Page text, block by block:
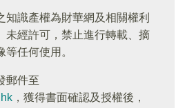
知識產權為財華網及相關權利
未經許可，禁止進行轉載、摘
任何使用。
郵件至
，獲得書面確認及授權後，